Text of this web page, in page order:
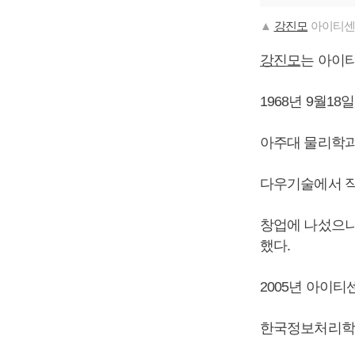
▲ 강진모 아이티
강진모는 아이
1968년 9월18
아주대 물리학
다우기술에서
창업에 나섰으
했다.
2005년 아이티
한국정보처리